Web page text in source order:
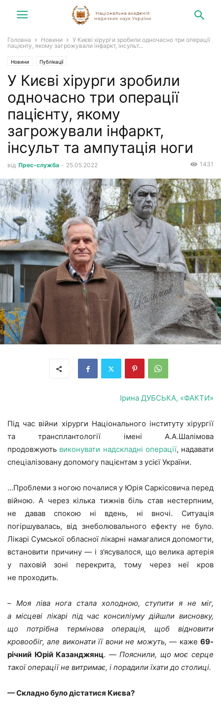
Головна Новини
У Києві хірурги зробили одночасно три операції
пацієнту, якому загрожували інфаркт, інсульт...
Новини Публікації
У Києві хірурги зробили
одночасно три операції
пацієнту, якому
загрожували інфаркт,
інсульт та ампутація ноги
від Прес-служба - 25.05.2022 1431
Ірина ДУБСЬКА, «ФАКТИ»
Під час війни хірурги Національного інституту хірургії
та трансплантології імені А.А.Шалімова
продовжують виконувати надскладні операції, надавати
спеціалізовану допомогу пацієнтам з усієї України.
…Проблеми з ногою почалися у Юрія Саркісовича перед
війною. А через кілька тижнів біль став нестерпним,
не давав спокою ні вдень, ні вночі. Ситуація
погіршувалась, від знеболювального ефекту не було.
Лікарі Сумської обласної лікарні намагалися допомогти,
встановити причину — і з’ясувалося, що велика артерія
у паховій зоні перекрита, тому через неї кров
не проходить.
– Моя ліва нога стала холодною, ступити я не міг,
а місцеві лікарі під час консиліуму дійшли висновку,
що потрібна термінова операція, щоб відновити
кровообіг, але виконати її вони не можуть, — каже69-
річний Юрій Казанджянц. —Пояснили, що моє серце
такої операції не витримає, і порадили їхати до столиці.
— Складно було дістатися Києва?